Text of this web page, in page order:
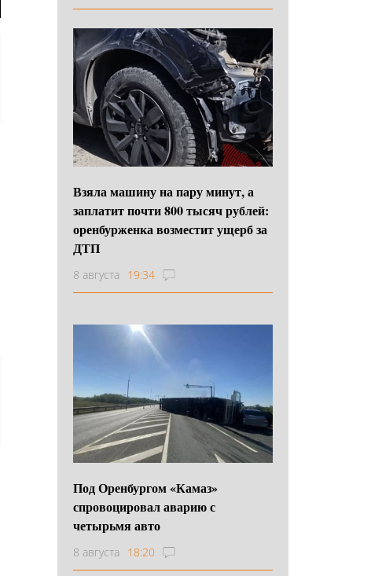
Взяла машину на пару минут, а
заплатит почти 800 тысяч рублей:
оренбурженка возместит ущерб за
ДТП
8 августа 19:34
Под Оренбургом «Камаз»
спровоцировал аварию с
четырьмя авто
8 августа 18:20